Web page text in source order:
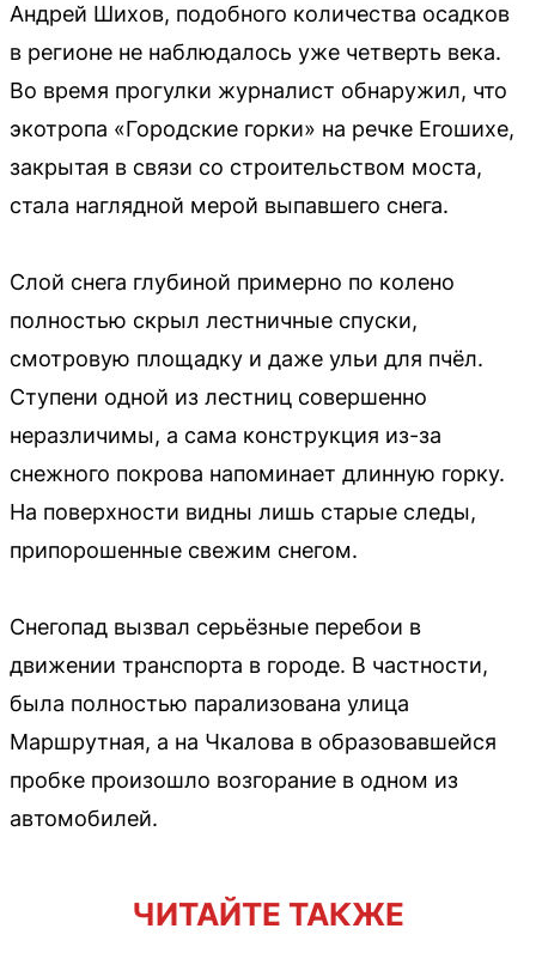
Андрей Шихов, подобного количества осадков
в регионе не наблюдалось уже четверть века.
Во время прогулки журналист обнаружил, что
экотропа «Городские горки» на речке Егошихе,
закрытая в связи со строительством моста,
стала наглядной мерой выпавшего снега.
Слой снега глубиной примерно по колено
полностью скрыл лестничные спуски,
смотровую площадку и даже ульи для пчёл.
Ступени одной из лестниц совершенно
неразличимы, а сама конструкция из-за
снежного покрова напоминает длинную горку.
На поверхности видны лишь старые следы,
припорошенные свежим снегом.
Снегопад вызвал серьёзные перебои в
движении транспорта в городе. В частности,
была полностью парализована улица
Маршрутная, а на Чкалова в образовавшейся
пробке произошло возгорание в одном из
автомобилей.
ЧИТАЙТЕ ТАКЖЕ